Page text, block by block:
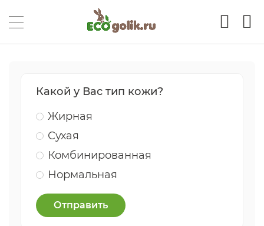
Какой у Вас тип кожи?
Жирная
Сухая
Комбинированная
Нормальная
Отправить